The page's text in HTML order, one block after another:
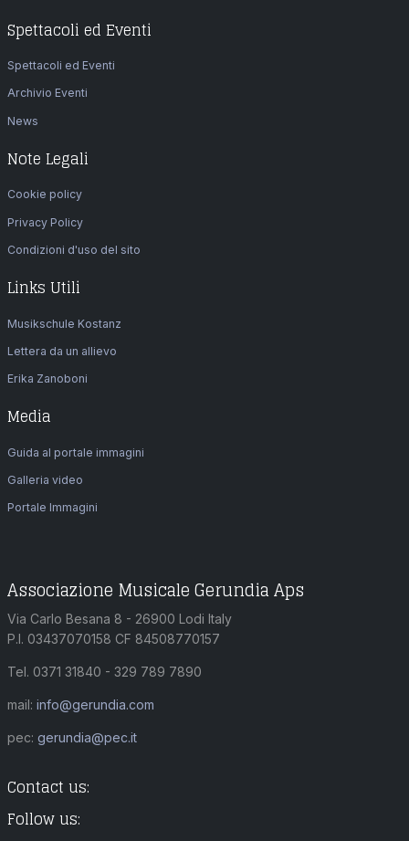
Associazione Musicale Gerundia Aps
Via Carlo Besana 8 - 26900 Lodi Italy
P.I. 03437070158 CF 84508770157
Tel. 0371 31840 - 329 789 7890
mail: info@gerundia.com
pec: gerundia@pec.it
Contact us:
Follow us:
Spettacoli ed Eventi
Spettacoli ed Eventi
Archivio Eventi
News
Note Legali
Cookie policy
Privacy Policy
Condizioni d'uso del sito
Links Utili
Musikschule Kostanz
Lettera da un allievo
Erika Zanoboni
Media
Guida al portale immagini
Galleria video
Portale Immagini